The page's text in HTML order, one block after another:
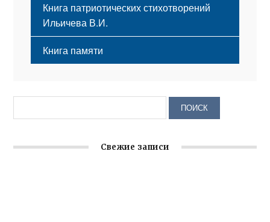
Книга патриотических стихотворений
Ильичева В.И.
Книга памяти
Свежие записи